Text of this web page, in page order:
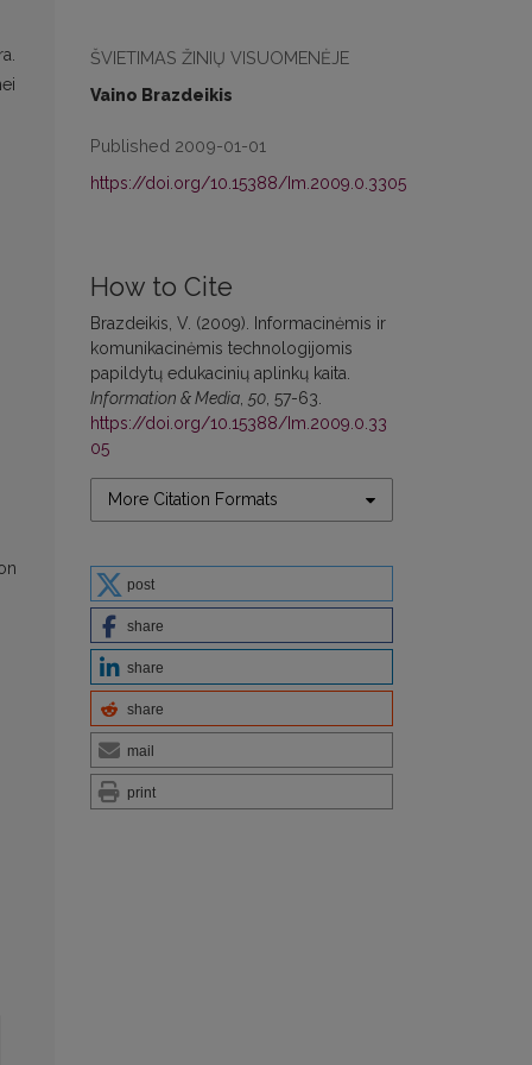
ŠVIETIMAS ŽINIŲ VISUOMENĖJE
Vaino Brazdeikis
Published 2009-01-01
https://doi.org/10.15388/Im.2009.0.3305
How to Cite
Brazdeikis, V. (2009). Informacinėmis ir
komunikacinėmis technologijomis
papildytų edukacinių aplinkų kaita.
Information & Media 50 , 57-63.
https://doi.org/10.15388/Im.2009.0.33
05
More Citation Formats
post
share
share
share
mail
print